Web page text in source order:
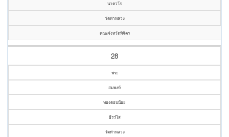
นาควโร
วัดท่าหลวง
คณะจังหวัดพิจิตร
28
พระ
สมพงษ์
ทองดอนน้อย
ธีรวํโส
วัดท่าหลวง